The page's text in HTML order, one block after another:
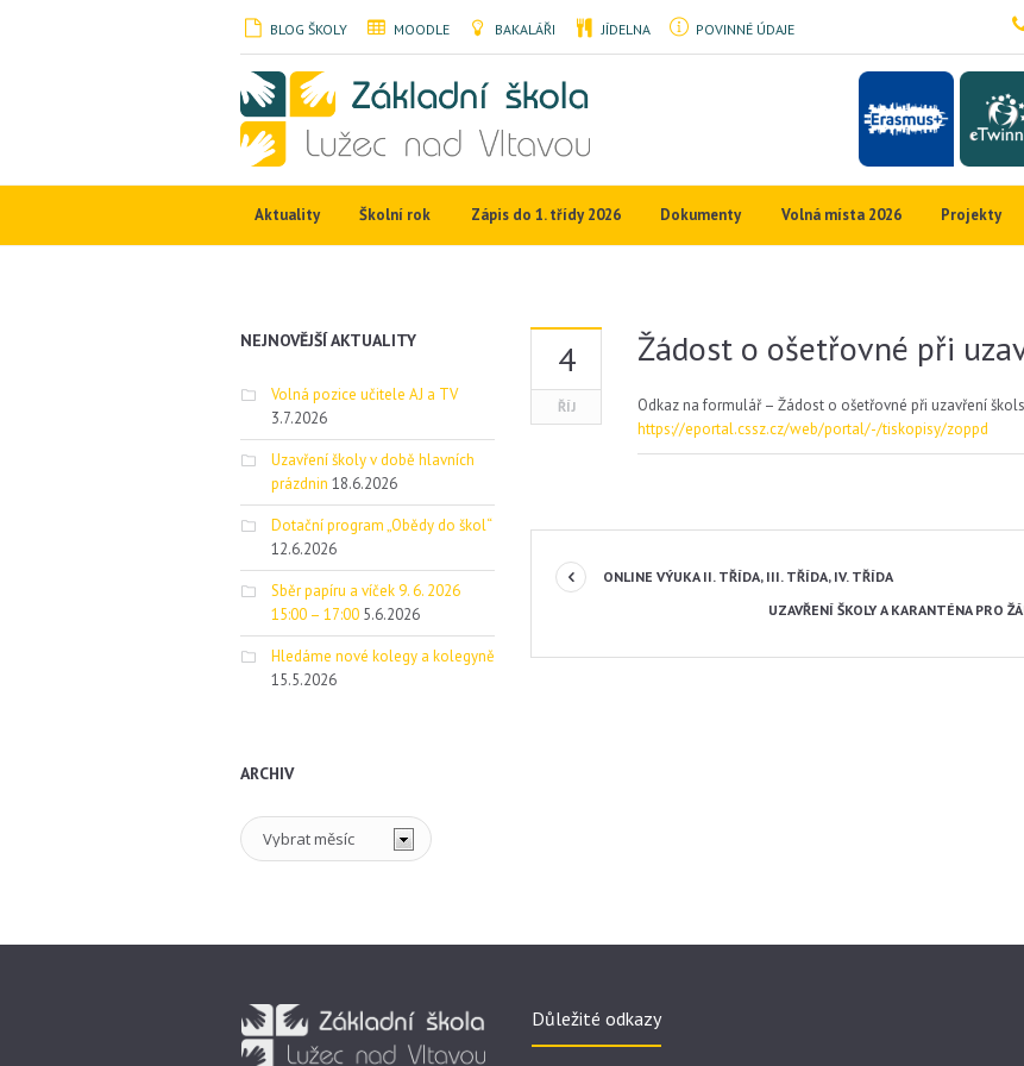
BLOG ŠKOLY MOODLE BAKALÁŘI JÍDELNA POVINNÉ ÚDAJE
Aktuality Školní rok Zápis do 1. třídy 2026 Dokumenty Volná místa 2026 Projekty
4
ŘÍJ
Žádost o ošetřovné při
Odkaz na formulář – Žádost o ošetřovné při uzavření
https://eportal.cssz.cz/web/portal/-/tiskopisy/zoppd
ONLINE VÝUKA II. TŘÍDA, III. TŘÍDA, IV. TŘÍDA
UZAVŘENÍ ŠKOLY A KARANTÉNA PRO
NEJNOVĚJŠÍ AKTUALITY
Volná pozice učitele AJ a TV
3.7.2026
Uzavření školy v době hlavních
prázdnin 18.6.2026
Dotační program „Obědy do škol“
12.6.2026
Sběr papíru a víček 9. 6. 2026
15:00 – 17:00 5.6.2026
Hledáme nové kolegy a kolegyně
15.5.2026
ARCHIV
Archiv
Důležité odkazy